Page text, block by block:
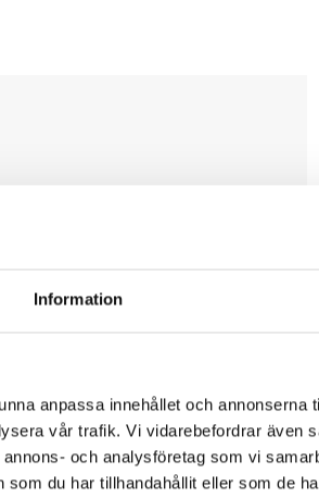
Information
anpassa innehållet och annonserna
vår trafik. Vi vidarebefordrar även
och analysföretag som vi
du har tillhandahållit eller som de